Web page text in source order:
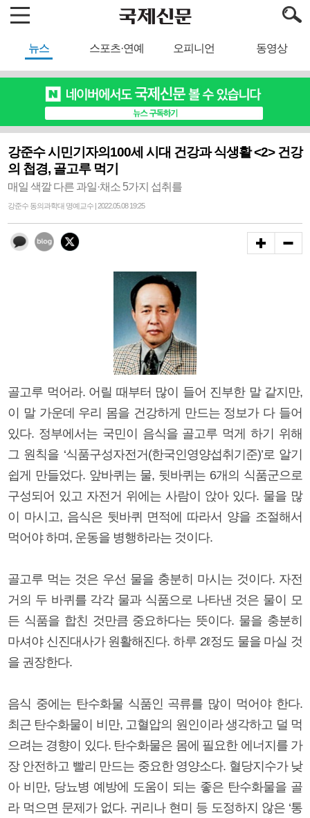
뉴스 스포츠·연예 오피니언 동영상
강준수 시민기자의100세 시대 건강과 식생활 <2> 건강
의 첩경, 골고루 먹기
매일 색깔 다른 과일·채소 5가지 섭취를
강준수 동의과학대 명예교수 | 2022.05.08 19:25
골고루 먹어라. 어릴 때부터 많이 들어 진부한 말 같지만,
이 말 가운데 우리 몸을 건강하게 만드는 정보가 다 들어
있다. 정부에서는 국민이 음식을 골고루 먹게 하기 위해
그 원칙을 ‘식품구성자전거(한국인영양섭취기준)’로 알기
쉽게 만들었다. 앞바퀴는 물, 뒷바퀴는 6개의 식품군으로
구성되어 있고 자전거 위에는 사람이 앉아 있다. 물을 많
이 마시고, 음식은 뒷바퀴 면적에 따라서 양을 조절해서
먹어야 하며, 운동을 병행하라는 것이다.
골고루 먹는 것은 우선 물을 충분히 마시는 것이다. 자전
거의 두 바퀴를 각각 물과 식품으로 나타낸 것은 물이 모
든 식품을 합친 것만큼 중요하다는 뜻이다. 물을 충분히
마셔야 신진대사가 원활해진다. 하루 2ℓ정도 물을 마실 것
을 권장한다.
음식 중에는 탄수화물 식품인 곡류를 많이 먹어야 한다.
최근 탄수화물이 비만, 고혈압의 원인이라 생각하고 덜 먹
으려는 경향이 있다. 탄수화물은 몸에 필요한 에너지를 가
장 안전하고 빨리 만드는 중요한 영양소다. 혈당지수가 낮
아 비만, 당뇨병 예방에 도움이 되는 좋은 탄수화물을 골
라 먹으면 문제가 없다. 귀리나 현미 등 도정하지 않은 ‘통